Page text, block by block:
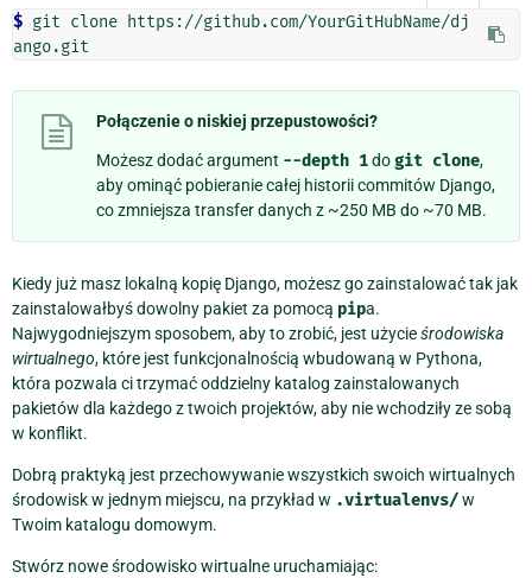
$ git clone https://github.com/YourGitHubName/dj
Połączenie o niskiej przepustowości?
Możesz dodać argument --depth 1dogit clone,
aby ominąć pobieranie całej historii commitów Django,
co zmniejsza transfer danych z ~250 MB do ~70 MB.
Kiedy już masz lokalną kopię Django, możesz go zainstalować tak jak
zainstalowałbyś dowolny pakiet za pomocą pipa.
Najwygodniejszym sposobem, aby to zrobić, jest użycieśrodowiska
wirtualnego, które jest funkcjonalnością wbudowaną w Pythona,
która pozwala ci trzymać oddzielny katalog zainstalowanych
pakietów dla każdego z twoich projektów, aby nie wchodziły ze sobą
w konflikt.
Dobrą praktyką jest przechowywanie wszystkich swoich wirtualnych
środowisk w jednym miejscu, na przykład w .virtualenvs/w
Twoim katalogu domowym.
Stwórz nowe środowisko wirtualne uruchamiając: